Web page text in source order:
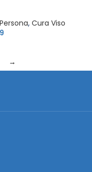
, Cura Viso
→